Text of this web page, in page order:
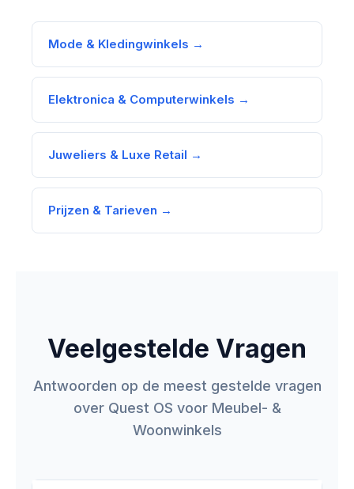
Mode & Kledingwinkels →
Elektronica & Computerwinkels →
Juweliers & Luxe Retail →
Prijzen & Tarieven →
Veelgestelde Vragen
Antwoorden op de meest gestelde vragen
over Quest OS voor Meubel- &
Woonwinkels